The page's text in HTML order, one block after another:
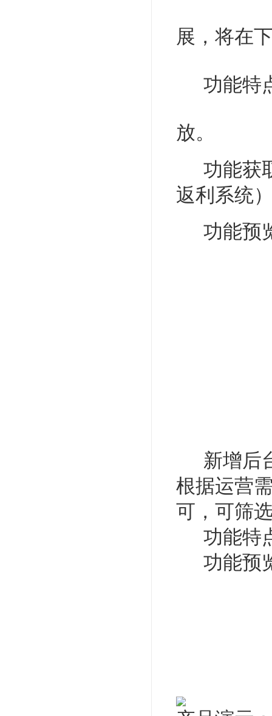
展，将在
功能特
放。
功能获
返利系统
功能预
新增后
根据运营
可，可筛
功能特
功能预